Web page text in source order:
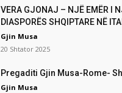
VERA GJONAJ – NJË EMËR I
DIASPORËS SHQIPTARE NË
Gjin Musa
20 Shtator 2025
Pregaditi Gjin Musa-Rome-
Gjin Musa